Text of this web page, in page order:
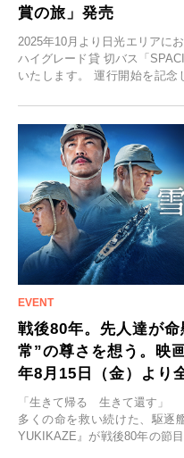
賞の旅」発売
2025年10月より日光エリアに
ハイグレード貸 切バス「
いたします。 運行開始を記念
2025年9月12日(金)より発売い
戦後80年。先人達が
常”の尊さを想う。映
年8月15日（金）より
「生きて帰る 生きて還す」
多くの命を救い続けた、駆逐
YUKIKAZE』が戦後80年の節